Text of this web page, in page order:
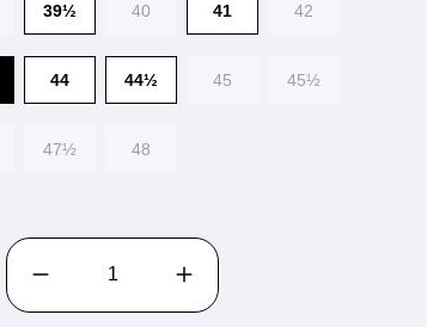
39½ 40 41 42
44 44½ 45 45½
47½ 48
PRODUKT ANZAHL: GIB DEN GEWÜNSCHTEN